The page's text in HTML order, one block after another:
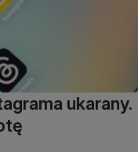
ukarany.